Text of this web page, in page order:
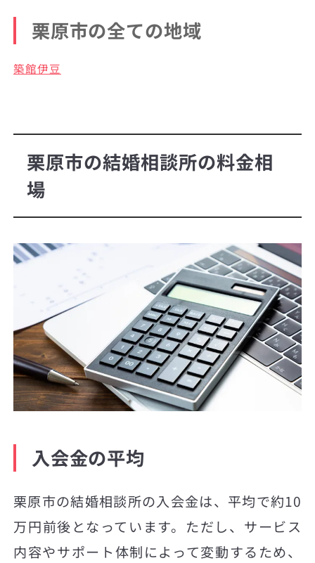
栗原市の全ての地域
築館伊豆
栗原市の結婚相談所の料金相
場
入会金の平均
栗原市の結婚相談所の入会金は、平均で約10
万円前後となっています。ただし、サービス
内容やサポート体制によって変動するため、